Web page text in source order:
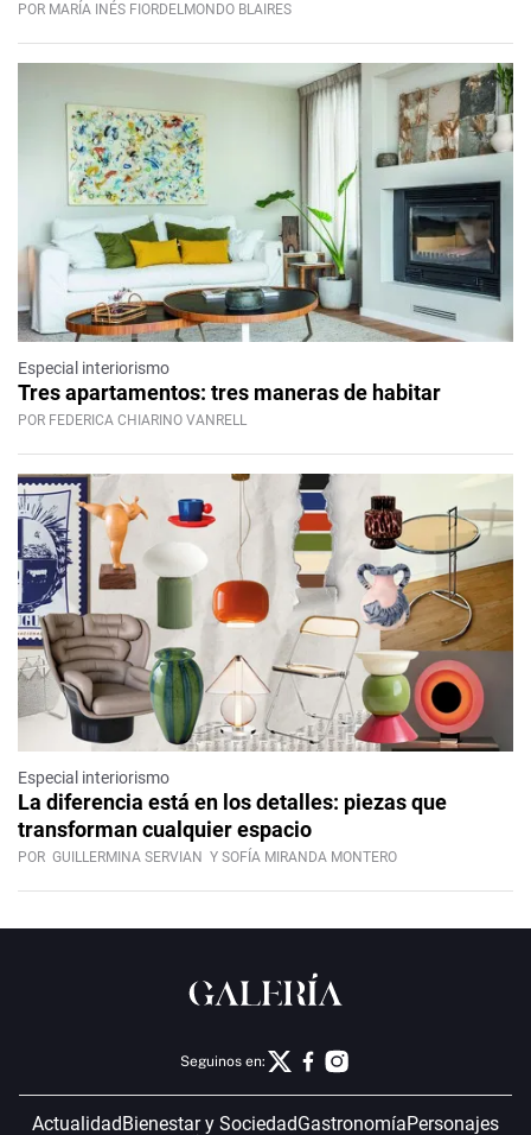
POR MARÍA INÉS FIORDELMONDO BLAIRES
Especial interiorismo
Tres apartamentos: tres maneras de habitar
POR FEDERICA CHIARINO VANRELL
Especial interiorismo
La diferencia está en los detalles: piezas que
transforman cualquier espacio
POR GUILLERMINA SERVIAN Y SOFÍA MIRANDA MONTERO
Seguinos en:
ActualidadBienestar y SociedadGastronomíaPersonajes